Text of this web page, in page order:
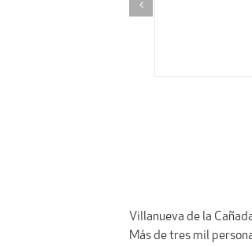
Villanueva de la
Más de tres mil